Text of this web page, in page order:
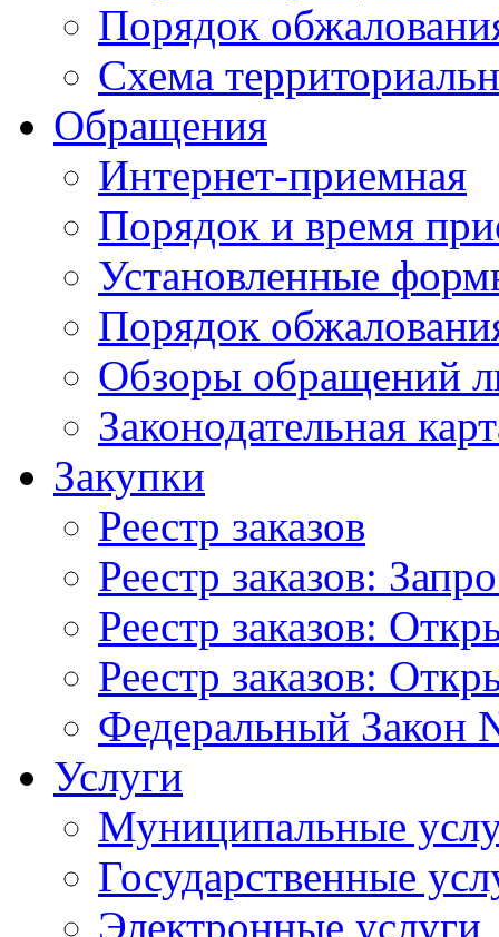
Порядок
Схема
Обращения
Интернет-приемная
Порядок и время
Установленные
Порядок
Обзоры обращений
Законодательная
Закупки
Реестр заказов
Реестр заказов:
Реестр заказов:
Реестр заказов:
Федеральный Закон
Услуги
Муниципальные
Государственные
Электронные услуги